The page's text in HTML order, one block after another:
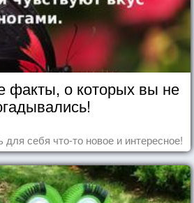
факты, о которых вы не
для себя что-то новое и интересное!